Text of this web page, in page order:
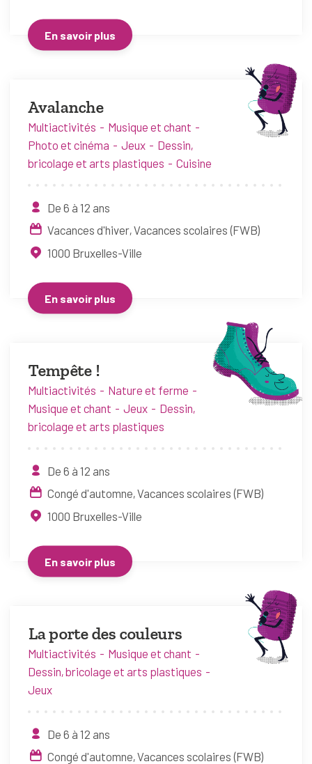
En savoir plus
Avalanche
Multiactivités
Musique et chant
Photo et cinéma
Jeux
Dessin,
bricolage et arts plastiques
Cuisine
De 6 à 12 ans
Vacances d'hiver Vacances scolaires (FWB)
1000 Bruxelles-Ville
En savoir plus
Tempête !
Multiactivités
Nature et ferme
Musique et chant
Jeux
Dessin,
bricolage et arts plastiques
De 6 à 12 ans
Congé d'automne Vacances scolaires (FWB)
1000 Bruxelles-Ville
En savoir plus
La porte des couleurs
Multiactivités
Musique et chant
Dessin, bricolage et arts plastiques
Jeux
De 6 à 12 ans
Congé d'automne Vacances scolaires (FWB)